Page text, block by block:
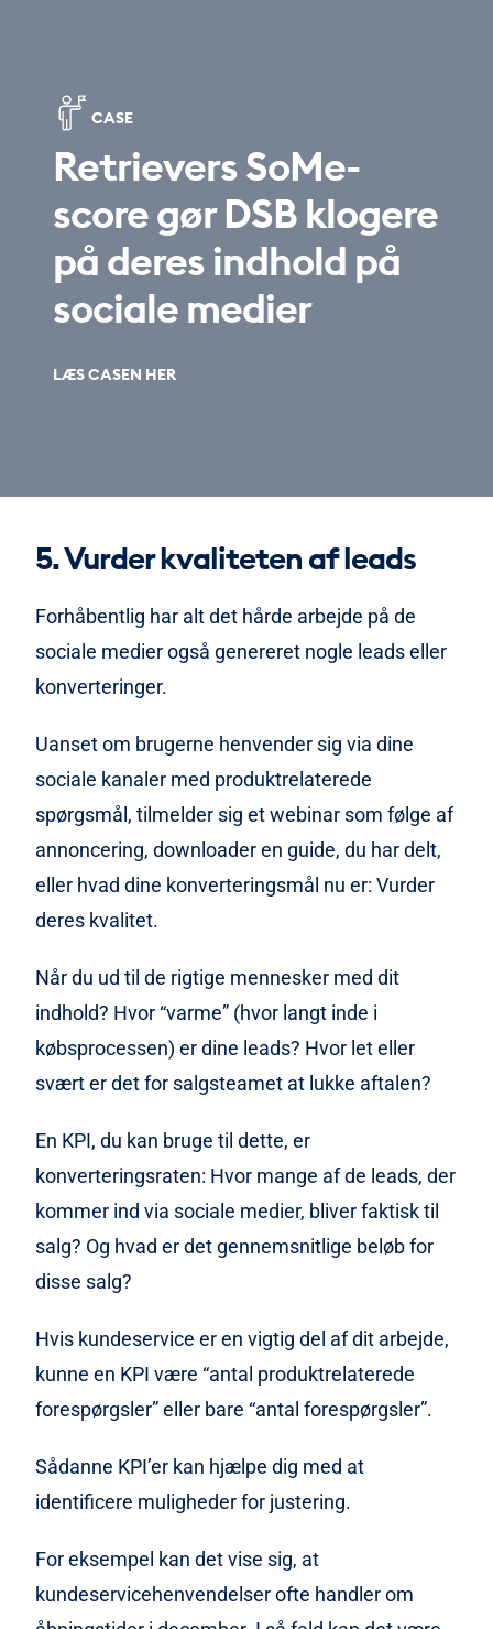
CASE
Retrievers SoMe-
score gør DSB klogere
på deres indhold på
sociale medier
LÆS CASEN HER
5. Vurder kvaliteten af leads
Forhåbentlig har alt det hårde arbejde på de
sociale medier også genereret nogle leads eller
konverteringer.
Uanset om brugerne henvender sig via dine
sociale kanaler med produktrelaterede
spørgsmål, tilmelder sig et webinar som følge af
annoncering, downloader en guide, du har delt,
eller hvad dine konverteringsmål nu er: Vurder
deres kvalitet.
Når du ud til de rigtige mennesker med dit
indhold? Hvor “varme” (hvor langt inde i
købsprocessen) er dine leads? Hvor let eller
svært er det for salgsteamet at lukke aftalen?
En KPI, du kan bruge til dette, er
konverteringsraten: Hvor mange af de leads, der
kommer ind via sociale medier, bliver faktisk til
salg? Og hvad er det gennemsnitlige beløb for
disse salg?
Hvis kundeservice er en vigtig del af dit arbejde,
kunne en KPI være “antal produktrelaterede
forespørgsler” eller bare “antal forespørgsler”.
Sådanne KPI’er kan hjælpe dig med at
identificere muligheder for justering.
For eksempel kan det vise sig, at
kundeservicehenvendelser ofte handler om